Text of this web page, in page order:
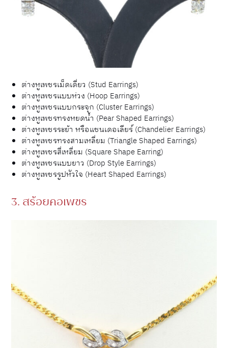
ต่างหูเพชรเม็ดเดี่ยว (Stud Earrings)
ต่างหูเพชรแบบห่วง (Hoop Earrings)
ต่างหูเพชรแบบกระจุก (Cluster Earrings)
ต่างหูเพชรทรงหยดน้ำ (Pear Shaped Earrings)
ต่างหูเพชรระย้า หรือแชนเดอเลียร์ (Chandelier Earrings)
ต่างหูเพชรทรงสามเหลี่ยม (Triangle Shaped Earrings)
ต่างหูเพชรสี่เหลี่ยม (Square Shape Earring)
ต่างหูเพชรแบบยาว (Drop Style Earrings)
ต่างหูเพชรรูปหัวใจ (Heart Shaped Earrings)
3. สร้อยคอเพชร